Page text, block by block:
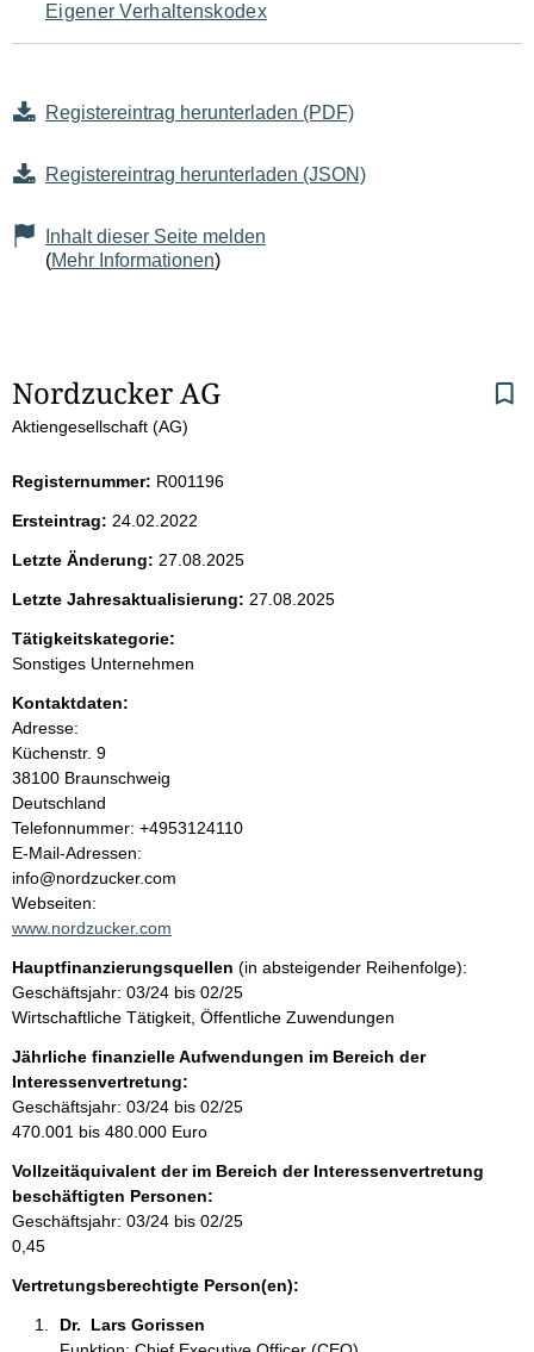
Eigener Verhaltenskodex
Registereintrag herunterladen (PDF)
Registereintrag herunterladen (JSON)
Inhalt dieser Seite melden
(Mehr Informationen)
S
e
i
t
e
n
i
n
h
a
l
t
Nordzucker AG
Aktiengesellschaft (AG)
Registernummer: R001196
Ersteintrag: 24.02.2022
Letzte Änderung: 27.08.2025
Letzte Jahresaktualisierung: 27.08.2025
Tätigkeitskategorie:
Sonstiges Unternehmen
Kontaktdaten:
Adresse:
Küchenstr. 9
38100 Braunschweig
Deutschland
K
o
n
t
a
t
i
n
f
o
r
m
t
i
o
n
e
Telefonnummer: +4953124110
E-Mail-Adressen:
info@nordzucker.com
Webseiten:
www.nordzucker.com
Hauptfinanzierungsquellen (in absteigender Reihenfolge):
Geschäftsjahr: 03/24 bis 02/25
Wirtschaftliche Tätigkeit, Öffentliche Zuwendungen
Jährliche finanzielle Aufwendungen im Bereich der
Interessenvertretung:
Geschäftsjahr: 03/24 bis 02/25
470.001 bis 480.000 Euro
Vollzeitäquivalent der im Bereich der Interessenvertretung
beschäftigten Personen:
Geschäftsjahr: 03/24 bis 02/25
0,45
Vertretungsberechtigte Person(en):
Dr.  Lars Gorissen